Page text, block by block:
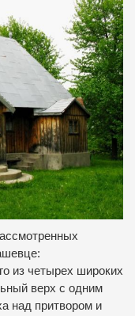
из четырех широких
верх с одним
над притвором и